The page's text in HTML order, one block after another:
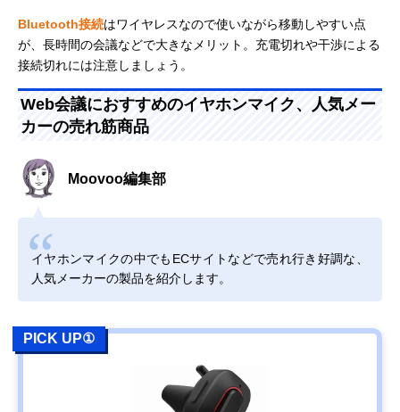
Bluetooth接続はワイヤレスなので使いながら移動しやすい点
が、長時間の会議などで大きなメリット。充電切れや干渉による
接続切れには注意しましょう。
Web会議におすすめのイヤホンマイク、人気メー
カーの売れ筋商品
Moovoo編集部
イヤホンマイクの中でもECサイトなどで売れ行き好調な、
人気メーカーの製品を紹介します。
PICK UP①